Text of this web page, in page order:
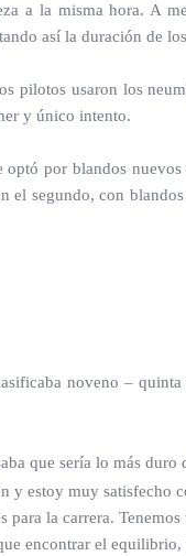
a la misma hora. A
así la duración de
pilotos usaron los
y único intento.
por blandos
segundo, con
noveno –
que sería lo más
estoy muy satisfecho
la carrera.
encontrar el